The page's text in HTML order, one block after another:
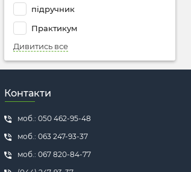
підручник
Практикум
Дивитись все
Контакти
моб.: 050 462-95-48
моб.: 063 247-93-37
моб.: 067 820-84-77